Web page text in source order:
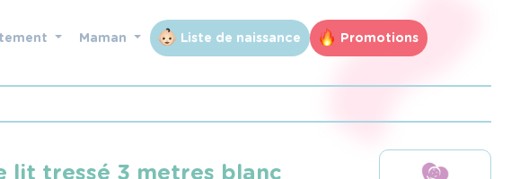
Maman Liste de naissance Promotions
lit tressé 3 metres blanc